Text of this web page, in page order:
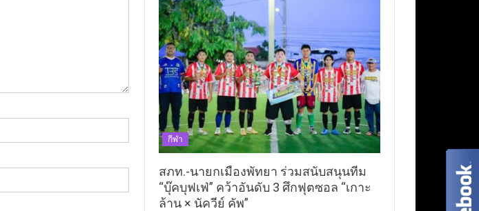
กีฬา
สภท.-นายกเมืองพัทยา ร่วมสนับสนุนทีม
“บุ๊คบุฟเฟ่” คว้าอันดับ 3 ศึกฟุตซอล “เกาะ
ล้าน × นัควีย์ คัพ”